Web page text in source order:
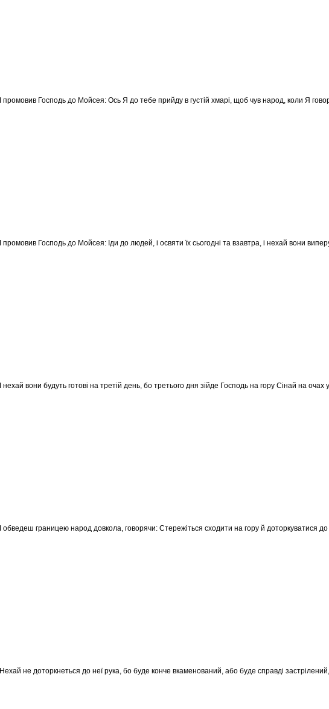
І промовив Господь до Мойсея: Ось Я до тебе прийду в густій хмарі, щоб чув народ, коли Я
І промовив Господь до Мойсея: Іди до людей, і освяти їх сьогодні та взавтра, і нехай вони
І нехай вони будуть готові на третій день, бо третього дня зійде Господь на гору Сінай на очах
І обведеш границею народ довкола, говорячи: Стережіться сходити на гору й доторкуватися
Нехай не доторкнеться до неї рука, бо буде конче вкаменований, або буде справді